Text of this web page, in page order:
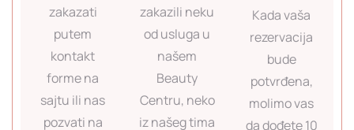
zakazati
putem
kontakt
forme na
sajtu ili nas
pozvati na
zakazili neku
od usluga u
našem
Beauty
Centru, neko
iz našeg tima
Kada vaša
rezervacija
bude
potvrđena,
molimo vas
da dođete 10